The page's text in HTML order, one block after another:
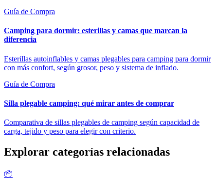
Guía de Compra
Camping para dormir: esterillas y camas que marcan la
diferencia
Esterillas autoinflables y camas plegables para camping para dormir
con más confort, según grosor, peso y sistema de inflado.
Guía de Compra
Silla plegable camping: qué mirar antes de comprar
Comparativa de sillas plegables de camping según capacidad de
carga, tejido y peso para elegir con criterio.
Explorar categorías relacionadas
📦